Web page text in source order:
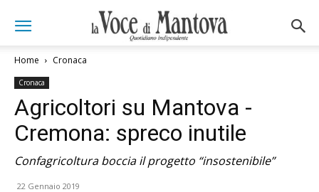
Home Cronaca
Cronaca
Agricoltori su Mantova -
Cremona: spreco inutile
Confagricoltura boccia il progetto “insostenibile”
22 Gennaio 2019